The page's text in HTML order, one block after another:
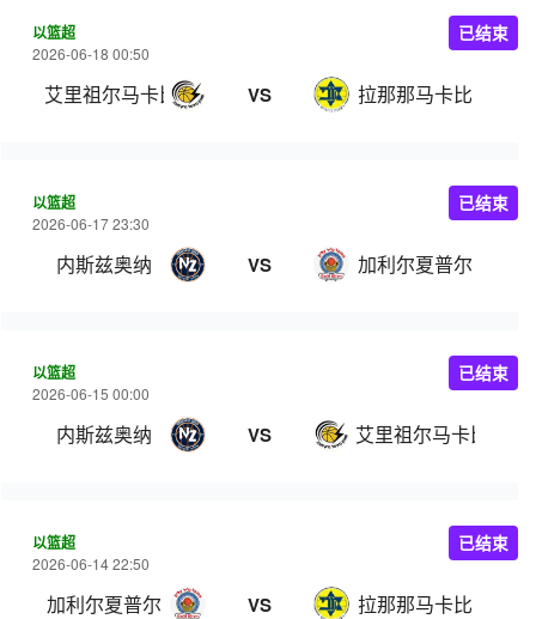
以篮超
2026-06-18 00:50
艾里祖尔马卡比 VS 拉那那马卡比
已结束
以篮超
2026-06-17 23:30
内斯兹奥纳 VS 加利尔夏普尔
已结束
以篮超
2026-06-15 00:00
内斯兹奥纳 VS 艾里祖尔马卡比
已结束
以篮超
2026-06-14 22:50
加利尔夏普尔 VS 拉那那马卡比
已结束